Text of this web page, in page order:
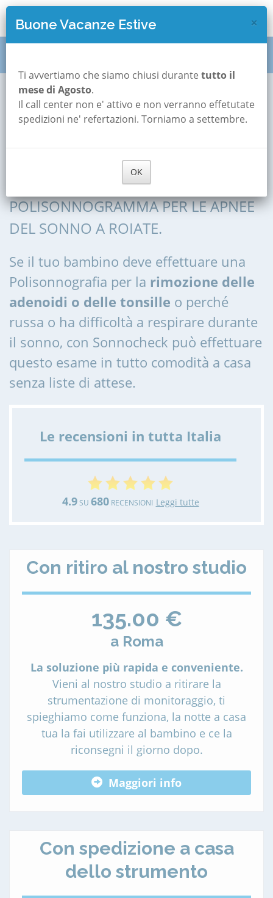
Polisonnografia
Pediatrica a Roiate
POLISONNOGRAFIA, POLIGRAFIA,
POLISONNOGRAMMA PER LE APNEE
DEL SONNO A ROIATE.
Se il tuo bambino deve effettuare una
Polisonnografia per la rimozione delle
adenoidi o delle tonsille o perché
russa o ha difficoltà a respirare durante
il sonno, con Sonnocheck può effettuare
questo esame in tutto comodità a casa
senza liste di attese.
Le recensioni in tutta Italia
4.9SU 680RECENSIONI Leggi tutte
Con ritiro al nostro studio
135.00 €
a Roma
La soluzione più rapida e conveniente.
Vieni al nostro studio a ritirare la
strumentazione di monitoraggio, ti
spieghiamo come funziona, la notte a casa
tua la fai utilizzare al bambino e ce la
riconsegni il giorno dopo.
Maggiori info
Con spedizione a casa
dello strumento
×
Buone Vacanze Estive
Ti avvertiamo che siamo chiusi durante tutto il
mese di Agosto.
Il call center non e' attivo e non verranno effetutate
spedizioni ne' refertazioni. Torniamo a settembre.
OK